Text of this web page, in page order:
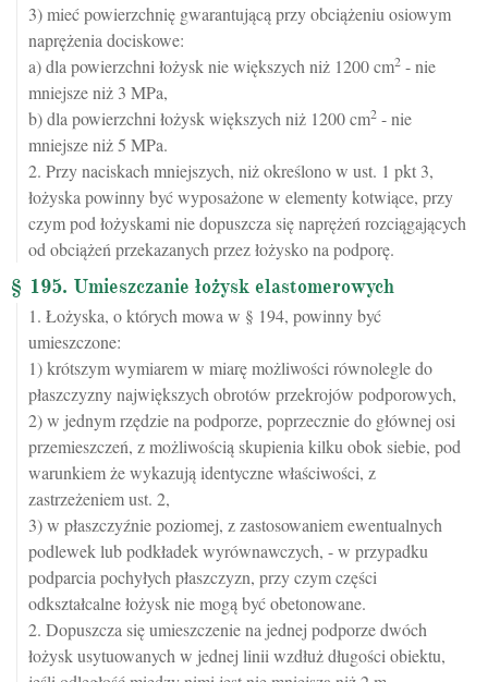
3) mieć powierzchnię gwarantującą przy obciążeniu osiowym
naprężenia dociskowe:
a) dla powierzchni łożysk nie większych niż 1200 cm2 - nie
mniejsze niż 3 MPa,
b) dla powierzchni łożysk większych niż 1200 cm2 - nie
mniejsze niż 5 MPa.
2. Przy naciskach mniejszych, niż określono w ust. 1 pkt 3,
łożyska powinny być wyposażone w elementy kotwiące, przy
czym pod łożyskami nie dopuszcza się naprężeń rozciągających
od obciążeń przekazanych przez łożysko na podporę.
§ 195. Umieszczanie łożysk elastomerowych
1. Łożyska, o których mowa w § 194, powinny być
umieszczone:
1) krótszym wymiarem w miarę możliwości równolegle do
płaszczyzny największych obrotów przekrojów podporowych,
2) w jednym rzędzie na podporze, poprzecznie do głównej osi
przemieszczeń, z możliwością skupienia kilku obok siebie, pod
warunkiem że wykazują identyczne właściwości, z
zastrzeżeniem ust. 2,
3) w płaszczyźnie poziomej, z zastosowaniem ewentualnych
podlewek lub podkładek wyrównawczych, - w przypadku
podparcia pochyłych płaszczyzn, przy czym części
odkształcalne łożysk nie mogą być obetonowane.
2. Dopuszcza się umieszczenie na jednej podporze dwóch
łożysk usytuowanych w jednej linii wzdłuż długości obiektu,